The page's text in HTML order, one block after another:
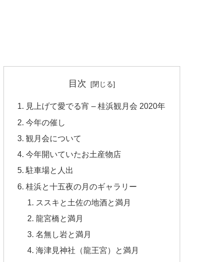
目次
見上げて愛でる宵 – 桂浜観月会 2020年
今年の催し
観月会について
今年開いていたお土産物店
駐車場と人出
桂浜と十五夜の月のギャラリー
ススキと土佐の地酒と満月
龍宮橋と満月
名無し岩と満月
海津見神社（龍王宮）と満月